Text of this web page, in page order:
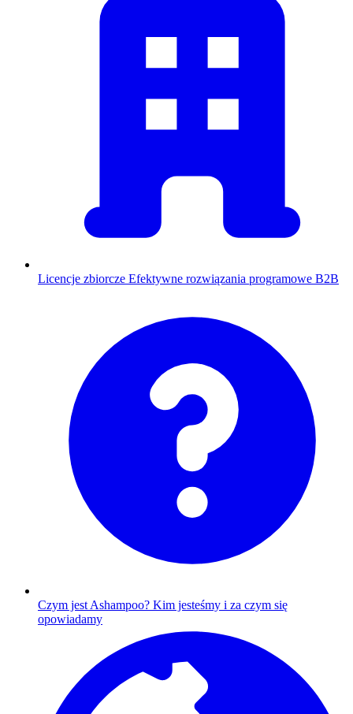
Licencje zbiorcze Efektywne rozwiązania programowe B2B
Czym jest Ashampoo? Kim jesteśmy i za czym się
opowiadamy